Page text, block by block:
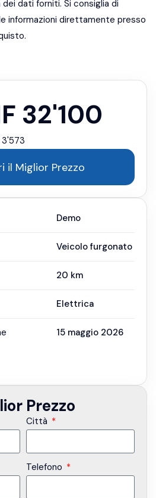
dati forniti. Si consiglia di
informazioni direttamente presso
32'100
3'573
il Miglior Prezzo
Demo
Veicolo furgonato
20 km
Elettrica
15 maggio 2026
Prezzo
Città
Telefono